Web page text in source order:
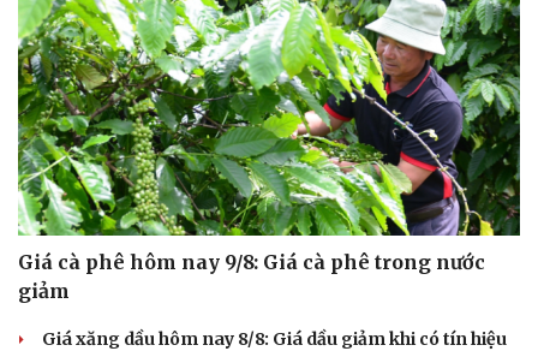
Giá cà phê hôm nay 9/8: Giá cà phê trong nước
giảm
Giá xăng dầu hôm nay 8/8: Giá dầu giảm khi có tín hiệu